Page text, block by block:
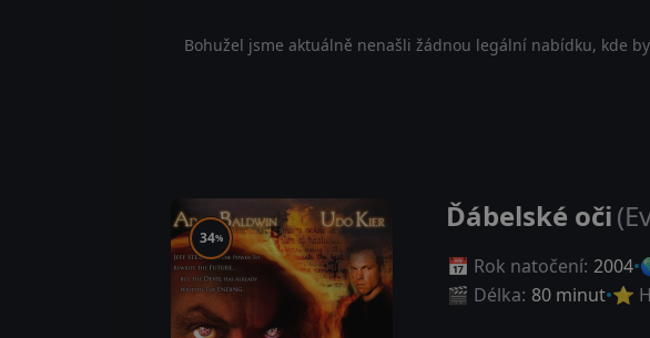
Bohužel jsme aktuálně nenašli žádnou legální nabídku, kde
34%
Ďábelské oči
📅 Rok natočení: 2004
🎬 Délka: 80 minut ⭐